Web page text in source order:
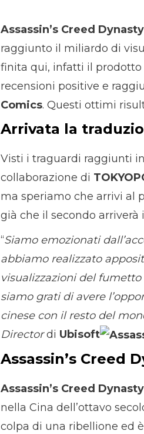
Assassin’s Creed Dynasty
raggiunto il miliardo di
finita qui, infatti il
recensioni positive e
Comics. Questi ottimi
Arrivata la
Visti i traguardi raggiunti in
collaborazione di
ma speriamo che arrivi al
già che il secondo arriverà
“Siamo emozionati
abbiamo realizzato
visualizzazioni del
siamo grati di avere
cinese con il resto del
Directordi Ubisoft
Assassin’s Creed
Assassin’s Creed Dynasty
nella Cina dell’ottavo
colpa di una ribellione ed